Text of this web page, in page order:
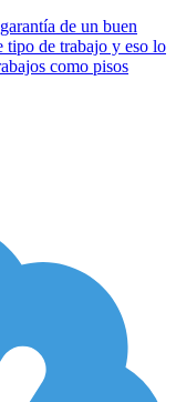
de un buen
tipo de trabajo y eso lo
como pisos